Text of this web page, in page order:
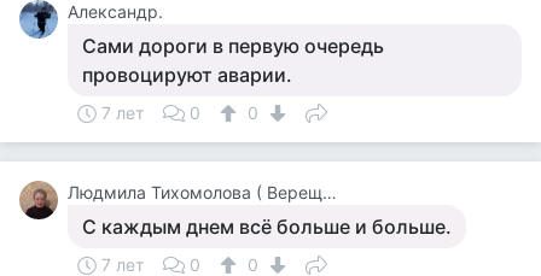
Александр.
Сами дороги в первую очередь
провоцируют аварии.
7 лет 0 0
Людмила Тихомолова ( Верещагина )
С каждым днем всё больше и больше.
7 лет 0 0